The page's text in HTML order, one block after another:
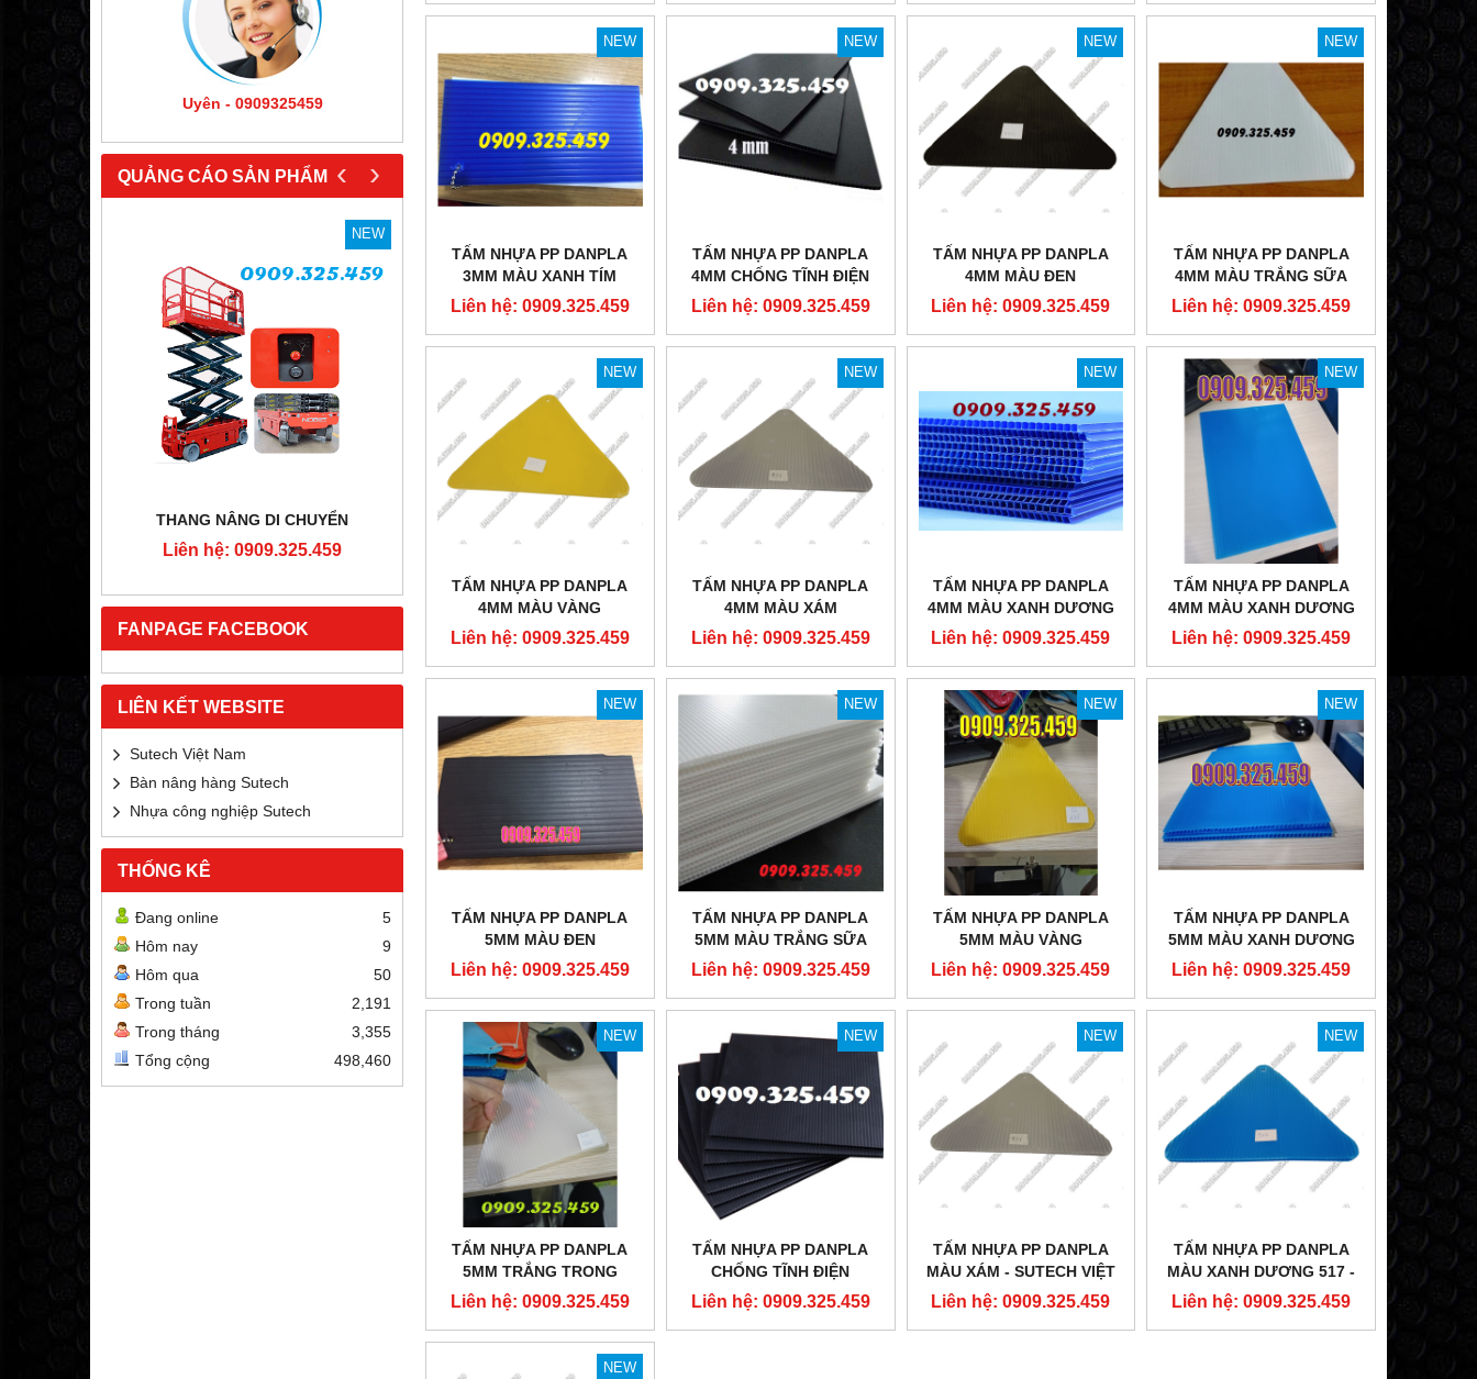
Uyên - 0909325459
QUẢNG CÁO SẢN PHẨM
NEW
THANG NÂNG DI CHUYỂN
Liên hệ: 0909.325.459
THANG NÂNG ĐÔI
Liên hệ: 0909.325.459
THÙNG NHỰA NẸP GÓC CÓ VÁCH
NGĂN
THÙNG NHỰA NẸP GÓC, ĐÁY CỐ
ĐỊNH 580X580X300MM
Liên hệ: 0909.325.459
VỎ ĐẶC XE NÂNG
‹ ›
FANPAGE FACEBOOK
LIÊN KẾT WEBSITE
Sutech Việt Nam
Bàn nâng hàng Sutech
Nhựa công nghiệp Sutech
THỐNG KÊ
Đang online
5
Hôm nay
9
Hôm qua
50
Trong tuần
2,191
Trong tháng
3,355
Tổng cộng
498,460
NEW
TẤM NHỰA PP DANPLA
3MM MÀU XANH TÍM
Liên hệ: 0909.325.459
NEW
TẤM NHỰA PP DANPLA
4MM CHỐNG TĨNH ĐIỆN
Liên hệ: 0909.325.459
NEW
TẤM NHỰA PP DANPLA
4MM MÀU ĐEN
Liên hệ: 0909.325.459
NEW
TẤM NHỰA PP DANPLA
4MM MÀU TRẮNG SỮA
Liên hệ: 0909.325.459
NEW
TẤM NHỰA PP DANPLA
4MM MÀU VÀNG
Liên hệ: 0909.325.459
NEW
TẤM NHỰA PP DANPLA
4MM MÀU XÁM
Liên hệ: 0909.325.459
NEW
TẤM NHỰA PP DANPLA
4MM MÀU XANH DƯƠNG
327
Liên hệ: 0909.325.459
NEW
TẤM NHỰA PP DANPLA
4MM MÀU XANH DƯƠNG
517
Liên hệ: 0909.325.459
NEW
TẤM NHỰA PP DANPLA
5MM MÀU ĐEN
Liên hệ: 0909.325.459
NEW
TẤM NHỰA PP DANPLA
5MM MÀU TRẮNG SỮA
Liên hệ: 0909.325.459
NEW
TẤM NHỰA PP DANPLA
5MM MÀU VÀNG
Liên hệ: 0909.325.459
NEW
TẤM NHỰA PP DANPLA
5MM MÀU XANH DƯƠNG
517
Liên hệ: 0909.325.459
NEW
TẤM NHỰA PP DANPLA
5MM TRẮNG TRONG
Liên hệ: 0909.325.459
NEW
TẤM NHỰA PP DANPLA
CHỐNG TĨNH ĐIỆN
Liên hệ: 0909.325.459
NEW
TẤM NHỰA PP DANPLA
MÀU XÁM - SUTECH VIỆT
NAM
Liên hệ: 0909.325.459
NEW
TẤM NHỰA PP DANPLA
MÀU XANH DƯƠNG 517 -
SUTECH VIỆT NAM
Liên hệ: 0909.325.459
NEW